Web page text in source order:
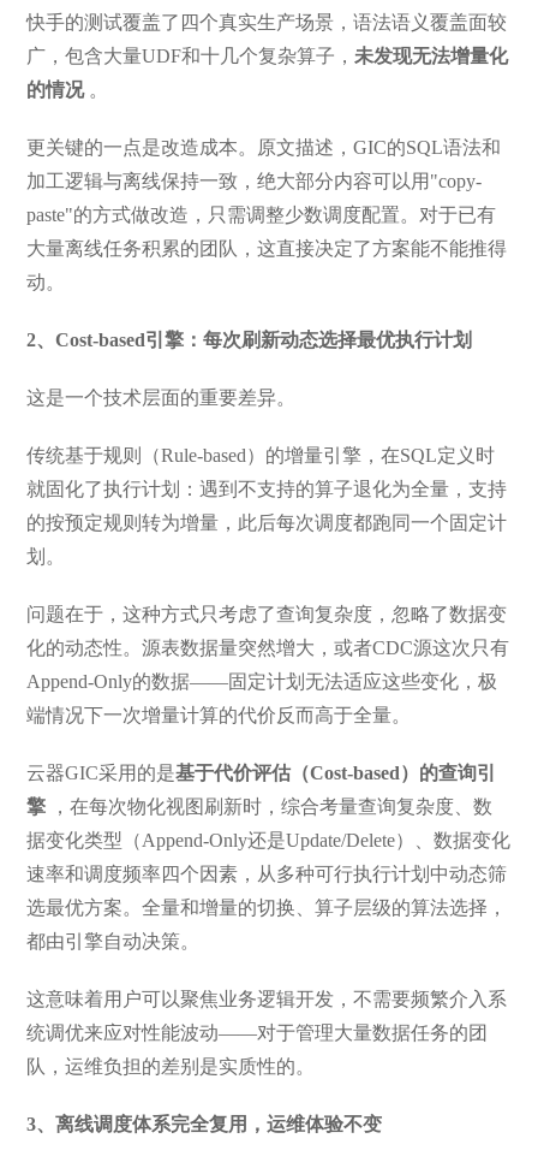
快手的测试覆盖了四个真实生产场景，语法语义覆盖面较
广，包含大量UDF和十几个复杂算子， 未发现无法增量化
的情况。
更关键的一点是改造成本。原文描述，GIC的SQL语法和
加工逻辑与离线保持一致，绝大部分内容可以用"copy-
paste"的方式做改造，只需调整少数调度配置。对于已有
大量离线任务积累的团队，这直接决定了方案能不能推得
动。
2、Cost-based引擎：每次刷新动态选择最优执行计划
这是一个技术层面的重要差异。
传统基于规则（Rule-based）的增量引擎，在SQL定义时
就固化了执行计划：遇到不支持的算子退化为全量，支持
的按预定规则转为增量，此后每次调度都跑同一个固定计
划。
问题在于，这种方式只考虑了查询复杂度，忽略了数据变
化的动态性。源表数据量突然增大，或者CDC源这次只有
Append-Only的数据——固定计划无法适应这些变化，极
端情况下一次增量计算的代价反而高于全量。
云器GIC采用的是基于代价评估（Cost-based）的查询引
擎 ，在每次物化视图刷新时，综合考量查询复杂度、数
据变化类型（Append-Only还是Update/Delete）、数据变化
速率和调度频率四个因素，从多种可行执行计划中动态筛
选最优方案。全量和增量的切换、算子层级的算法选择，
都由引擎自动决策。
这意味着用户可以聚焦业务逻辑开发，不需要频繁介入系
统调优来应对性能波动——对于管理大量数据任务的团
队，运维负担的差别是实质性的。
3、离线调度体系完全复用，运维体验不变